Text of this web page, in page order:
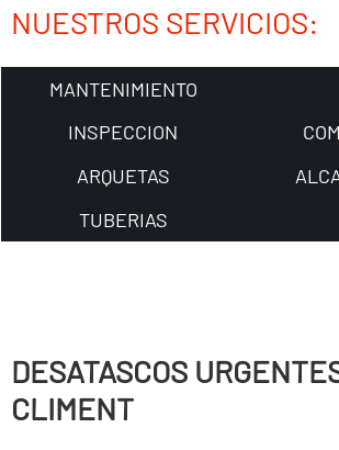
NUESTROS SERVICIOS:
MANTENIMIENTO
INSPECCION
ARQUETAS
TUBERIAS
DESATASCOS
CLIMENT